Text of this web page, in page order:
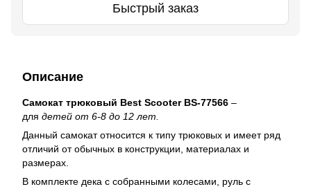
Быстрый заказ
Описание
Самокат трюковый Best Scooter BS-77566 –
для детей от 6-8 до 12 лет.
Данный самокат относится к типу трюковых и имеет ряд
отличий от обычных в конструкции, материалах и
размерах.
В комплекте дека с собранными колесами, руль с